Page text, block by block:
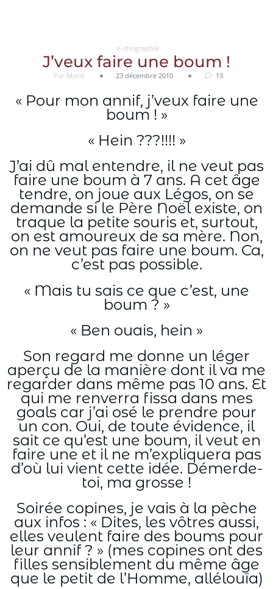
e-chographie
J’veux faire une boum !
Par Marie 23 décembre 2010 13
« Pour mon annif, j’veux faire une
boum ! »
« Hein ???!!!! »
J’ai dû mal entendre, il ne veut pas
faire une boum à 7 ans. A cet âge
tendre, on joue aux Légos, on se
demande si le Père Noël existe, on
traque la petite souris et, surtout,
on est amoureux de sa mère. Non,
on ne veut pas faire une boum. Ca,
c’est pas possible.
« Mais tu sais ce que c’est, une
boum ? »
« Ben ouais, hein »
Son regard me donne un léger
aperçu de la manière dont il va me
regarder dans même pas 10 ans. Et
qui me renverra fissa dans mes
goals car j’ai osé le prendre pour
un con. Oui, de toute évidence, il
sait ce qu’est une boum, il veut en
faire une et il ne m’expliquera pas
d’où lui vient cette idée. Démerde-
toi, ma grosse !
Soirée copines, je vais à la pèche
aux infos : « Dites, les vôtres aussi,
elles veulent faire des boums pour
leur annif ? » (mes copines ont des
filles sensiblement du même âge
que le petit de l’Homme, allélouïa)